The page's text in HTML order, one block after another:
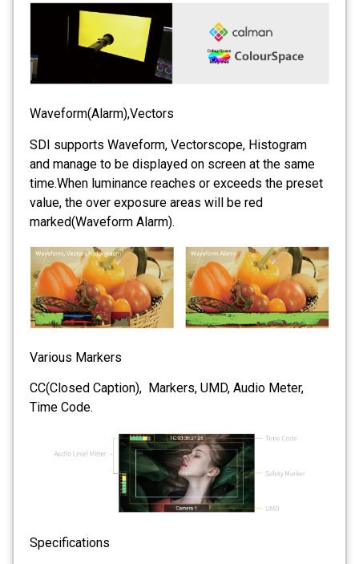
Waveform(Alarm),Vectors
SDI supports Waveform, Vectorscope, Histogram
and manage to be displayed on screen at the same
time.When luminance reaches or exceeds the preset
value, the over exposure areas will be red
marked(Waveform Alarm).
Various Markers
CC(Closed Caption), Markers, UMD, Audio Meter,
Time Code.
Specifications